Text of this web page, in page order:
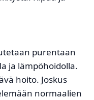
purentaan
ja lämpöhoidolla.
hoito. Joskus
normaalien